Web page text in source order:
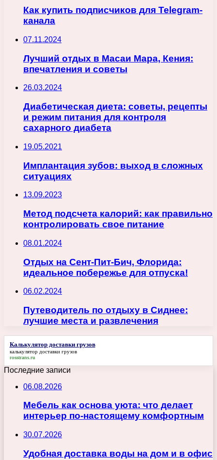
Как купить подписчиков для Telegram-
канала
07.11.2024
Лучший отдых в Масаи Мара, Кения:
впечатления и советы
26.03.2024
Диабетическая диета: советы, рецепты
и режим питания для контроля
сахарного диабета
19.05.2021
Имплантация зубов: выход в сложных
ситуациях
13.09.2023
Метод подсчета калорий: как правильно
контролировать свое питание
08.01.2024
Отдых на Сент-Пит-Бич, Флорида:
идеальное побережье для отпуска!
06.02.2024
Путеводитель по отдыху в Сиднее:
лучшие места и развлечения
Калькулятор доставки грузов
калькулятор доставки грузов
rosstrans.ru
Последние записи
06.08.2026
Мебель как основа уюта: что делает
интерьер по-настоящему комфортным
30.07.2026
Удобная доставка воды на дом и в офис